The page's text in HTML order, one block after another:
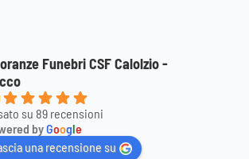
Funebri CSF Calolzio -
su 89 recensioni
byGoogle
una recensione su